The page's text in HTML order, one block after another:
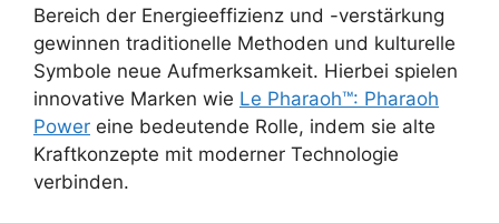
Bereich der Energieeffizienz und -verstärkung
gewinnen traditionelle Methoden und kulturelle
Symbole neue Aufmerksamkeit. Hierbei spielen
innovative Marken wie Le Pharaoh™: Pharaoh
Power eine bedeutende Rolle, indem sie alte
Kraftkonzepte mit moderner Technologie
verbinden.